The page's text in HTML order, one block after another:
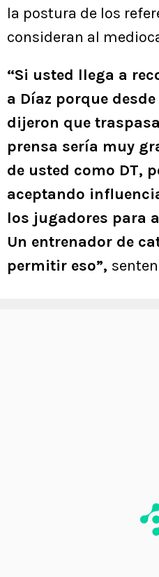
la postura de los
consideran al
“Si usted llega a
a Díaz porque
dijeron que
prensa sería muy
de usted como DT,
aceptando
los jugadores para
Un entrenador de
permitir eso”,